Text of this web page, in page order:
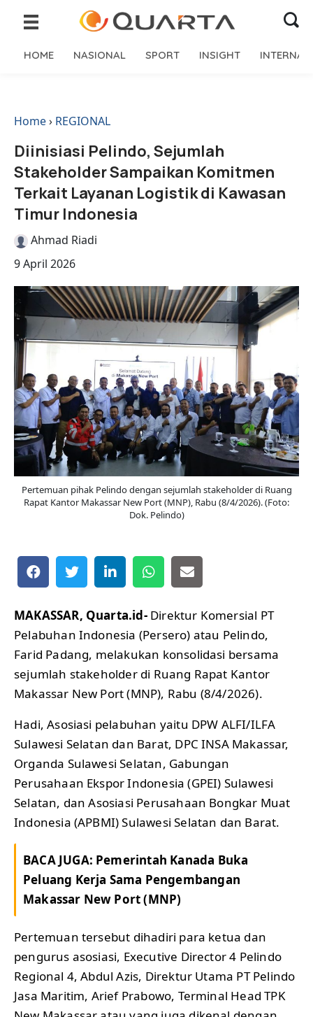
HOME NASIONAL SPORT INSIGHT
Home› REGIONAL
Diinisiasi Pelindo, Sejumlah
Stakeholder Sampaikan Komitmen
Terkait Layanan Logistik di Kawasan
Timur Indonesia
Ahmad Riadi
9 April 2026
Pertemuan pihak Pelindo dengan sejumlah stakeholder di Ruang
Rapat Kantor Makassar New Port (MNP), Rabu (8/4/2026). (Foto:
Dok. Pelindo)
MAKASSAR, Quarta.id- Direktur Komersial PT
Pelabuhan Indonesia (Persero) atau Pelindo,
Farid Padang, melakukan konsolidasi bersama
sejumlah stakeholder di Ruang Rapat Kantor
Makassar New Port (MNP), Rabu (8/4/2026).
Hadi, Asosiasi pelabuhan yaitu DPW ALFI/ILFA
Sulawesi Selatan dan Barat, DPC INSA Makassar,
Organda Sulawesi Selatan, Gabungan
Perusahaan Ekspor Indonesia (GPEI) Sulawesi
Selatan, dan Asosiasi Perusahaan Bongkar Muat
Indonesia (APBMI) Sulawesi Selatan dan Barat.
BACA JUGA: Pemerintah Kanada Buka
Peluang Kerja Sama Pengembangan
Makassar New Port (MNP)
Pertemuan tersebut dihadiri para ketua dan
pengurus asosiasi, Executive Director 4 Pelindo
Regional 4, Abdul Azis, Direktur Utama PT Pelindo
Jasa Maritim, Arief Prabowo, Terminal Head TPK